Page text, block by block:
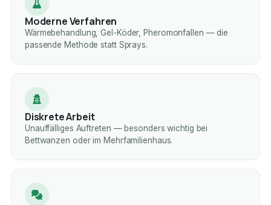
Moderne Verfahren
Wärmebehandlung, Gel-Köder, Pheromonfallen — die
passende Methode statt Sprays.
Diskrete Arbeit
Unauffälliges Auftreten — besonders wichtig bei
Bettwanzen oder im Mehrfamilienhaus.